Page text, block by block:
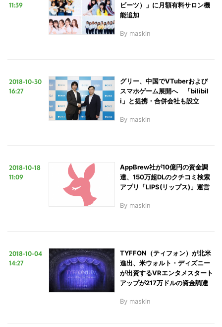
11:39
ビーツ）」に月額有料サロン機
能追加
By maskin
2018-10-30
16:27
グリー、中国でVTuberおよび
スマホゲーム展開へ 「bilibil
i」と提携・合併会社も設立
By maskin
2018-10-18
11:09
AppBrew社が10億円の資金調
達、150万超DLのクチコミ検索
アプリ「LIPS(リップス)」運営
By maskin
2018-10-04
14:27
TYFFON（ティフォン）が北米
進出、米ウォルト・ディズニー
が出資するVRエンタメスタート
アップが217万ドルの資金調達
By maskin